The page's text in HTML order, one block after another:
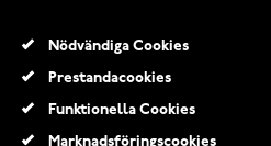
Nödvändiga Cookies
Prestandacookies
Funktionella Cookies
Marknadsföringscookies